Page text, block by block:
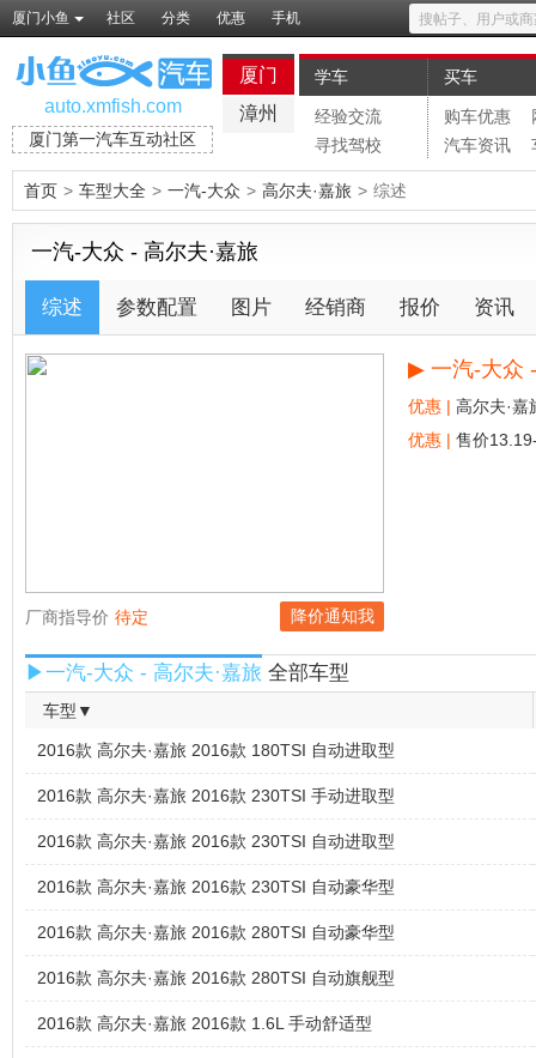
厦门小鱼 社区 分类 优惠 手机
auto.xmfish.com
厦门第一汽车互动社区
厦门
漳州
学车
经验交流
寻找驾校
买车
购车优惠
汽车资讯
首页 > 车型大全 > 一汽-大众 > 高尔夫·嘉旅 > 综述
一汽-大众 - 高尔夫·嘉旅
综述 参数配置 图片 经销商 报价 资讯
降价通知我
厂商指导价 待定
▶ 一汽-大众
优惠 | 高尔夫·嘉
优惠 |
▶一汽-大众 - 高尔夫·嘉旅 全部车型
车型▼
2016款 高尔夫·嘉旅 2016款 180TSI 自动进取型
2016款 高尔夫·嘉旅 2016款 230TSI 手动进取型
2016款 高尔夫·嘉旅 2016款 230TSI 自动进取型
2016款 高尔夫·嘉旅 2016款 230TSI 自动豪华型
2016款 高尔夫·嘉旅 2016款 280TSI 自动豪华型
2016款 高尔夫·嘉旅 2016款 280TSI 自动旗舰型
2016款 高尔夫·嘉旅 2016款 1.6L 手动舒适型